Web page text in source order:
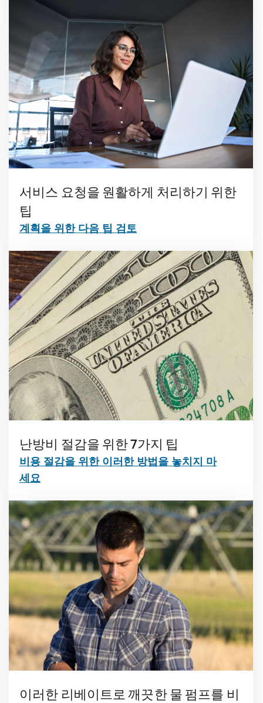
서비스 요청을 원활하게 처리하기 위한
팁
계획을 위한 다음 팁 검토
난방비 절감을 위한 7가지 팁
비용 절감을 위한 이러한 방법을 놓치지 마
세요
이러한 리베이트로 깨끗한 물 펌프를 비